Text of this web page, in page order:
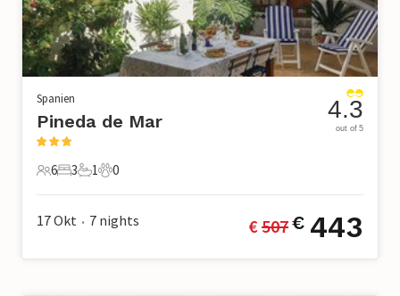
Spanien
Pineda de Mar
6 Gäste
6
3 Schlafzimmer
3
1 Badezimmer
1
0 Haustiere
0
4.3
out of 5
17 Okt • 7 nights € 507€ 443